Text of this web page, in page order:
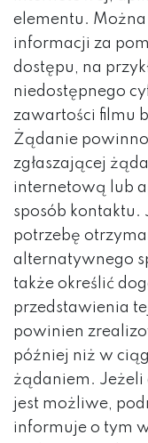
elementu.
informacji za
dostępu, na
niedostępnego
zawartości filmu
Żądanie
zgłaszającej
internetową lub
sposób kontaktu.
potrzebę
alternatywnego
także określić
przedstawienia
powinien
później niż w
żądaniem.
jest możliwe,
informuje o tym